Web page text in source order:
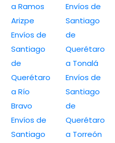
a Ramos
Arizpe
Envíos de
Santiago
de
Querétaro
a Río
Bravo
Envíos de
Santiago
Envíos de
Santiago
de
Querétaro
a Tonalá
Envíos de
Santiago
de
Querétaro
a Torreón